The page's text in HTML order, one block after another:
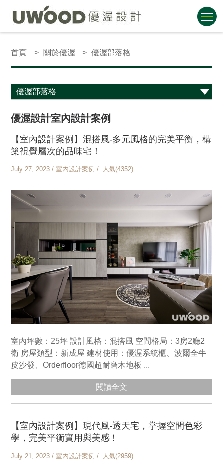
首頁 關於優渥 優渥部落格
優渥設計室內設計案例
【室內設計案例】混搭風-多元風格的完美平衡，構
築視覺層次的品味宅！
July 27, 2023 / 室內設計案例 / 人氣(4352)
室內坪數：25坪 設計風格：混搭風 空間格局：3房2廳2
衛 房屋類型：新成屋 建材使用：優渥系統櫃、波爾全牛
皮沙發、Orderfloor德國超耐磨木地板 ...
閱讀全文
【室內設計案例】現代風-透天宅，掌握空間色彩
學，完美平衡實用與美感！
July 21, 2023 / 室內設計案例 / 人氣(2959)